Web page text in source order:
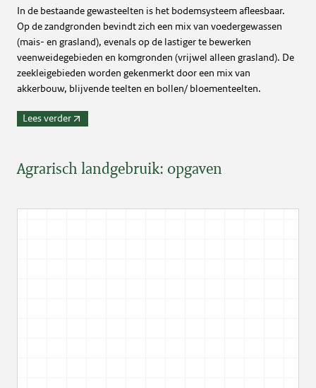
In de bestaande gewasteelten is het bodemsysteem afleesbaar.
Op de zandgronden bevindt zich een mix van voedergewassen
(mais- en grasland), evenals op de lastiger te bewerken
veenweidegebieden en komgronden (vrijwel alleen grasland). De
zeekleigebieden worden gekenmerkt door een mix van
akkerbouw, blijvende teelten en bollen/ bloementeelten.
Lees verder
Agrarisch landgebruik: opgaven